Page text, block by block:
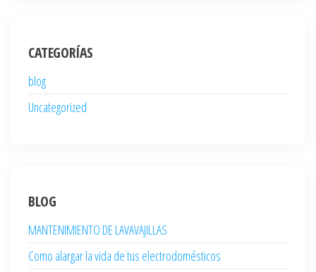
CATEGORÍAS
blog
Uncategorized
BLOG
MANTENIMIENTO DE LAVAVAJILLAS
Como alargar la vida de tus electrodomésticos